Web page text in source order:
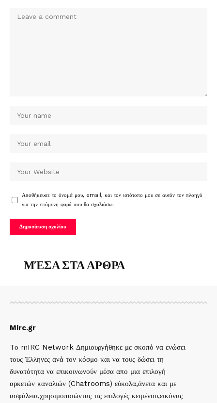
Αποθήκευσε το όνομά μου, email, και τον ιστότοπο μου σε αυτόν τον πλοηγό
για την επόμενη φορά που θα σχολιάσω.
ΜΈΣΑ ΣΤΑ ΑΡΘΡΑ
Mirc.gr
Tο mIRC Network Δημιουργήθηκε με σκοπό να ενώσει
τους Έλληνες ανά τον κόσμο και να τους δώσει τη
δυνατότητα να επικοινωνούν μέσα απο μια επιλογή
αρκετών καναλιών (Chatrooms) εύκολα,άνετα και με
ασφάλεια,χρησιμοποιώντας τις επιλογές κειμένου,εικόνας